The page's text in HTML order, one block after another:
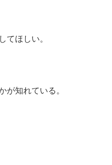
てほしい。
が知れている。